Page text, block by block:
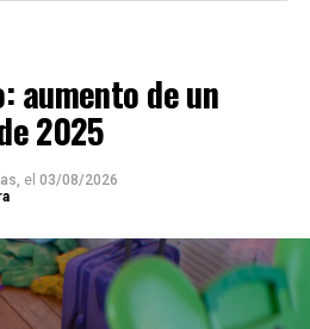
aumento de un
2025
el 03/08/2026